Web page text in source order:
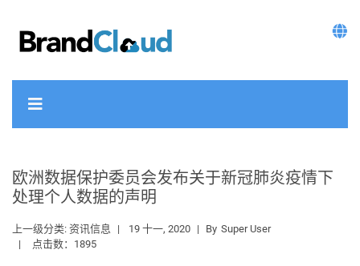
欧洲数据保护委员会发布关于新冠肺炎疫情下
处理个人数据的声明
上一级分类: 资讯信息 19 十一, 2020 By Super User
点击数：1895